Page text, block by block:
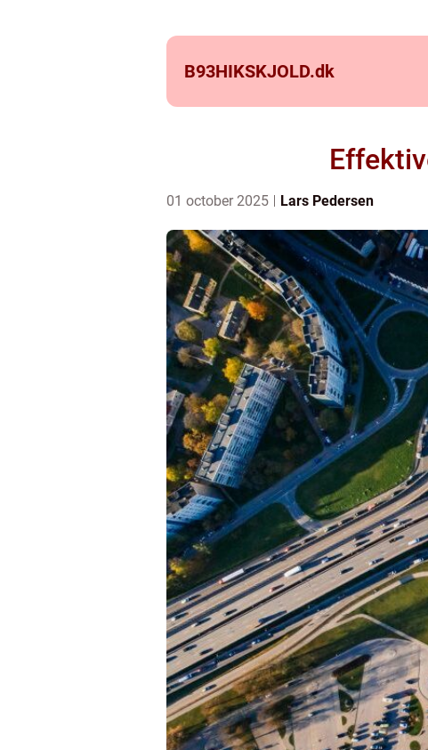
B93HIKSKJOLD.dk
01 october 2025 Lars Pedersen